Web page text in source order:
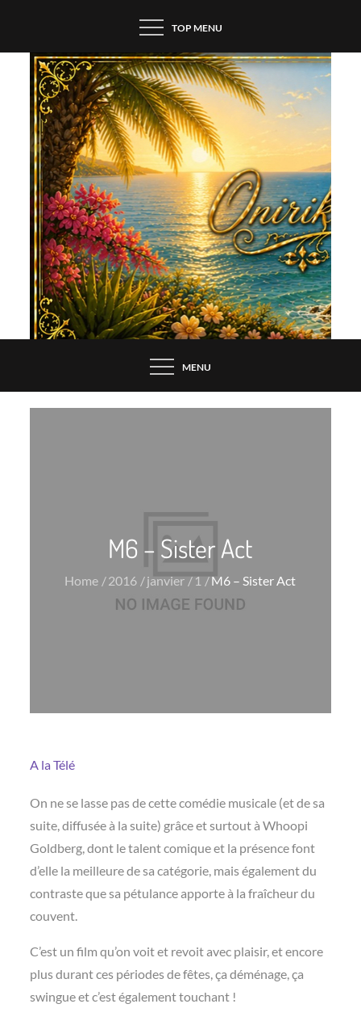
content
TOP MENU
MENU
M6 – Sister Act
Home 2016 janvier 1 M6 – Sister Act
A la Télé
On ne se lasse pas de cette comédie musicale (et de sa
suite, diffusée à la suite) grâce et surtout à Whoopi
Goldberg, dont le talent comique et la présence font
d’elle la meilleure de sa catégorie, mais également du
contraste que sa pétulance apporte à la fraîcheur du
couvent.
C’est un film qu’on voit et revoit avec plaisir, et encore
plus durant ces périodes de fêtes, ça déménage, ça
swingue et c’est également touchant !